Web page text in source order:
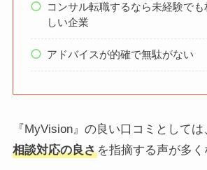
コンサル転職するなら未経験で
しい企業
アドバイスが的確で無駄がない
『MyVision』の良い口コミとしては
相談対応の良さを指摘する声が多く